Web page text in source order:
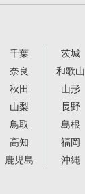
千葉 茨城
奈良 和歌山
秋田 山形
山梨 長野
鳥取 島根
高知 福岡
鹿児島 沖縄